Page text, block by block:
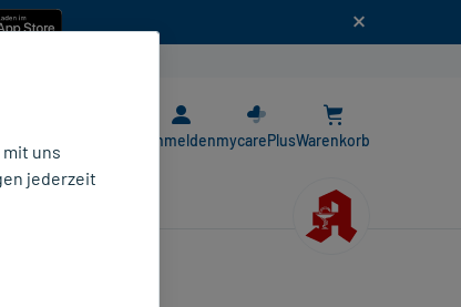
AnmeldenmycarePlusWarenkorb
uns
jederzeit